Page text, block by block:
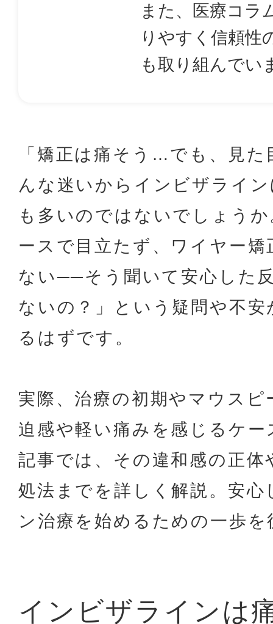
また、医療コラ
りやすく信頼性
も取り組んでい
「矯正は痛そう…でも、見
んな迷いからインビザライ
も多いのではないでしょう
ースで目立たず、ワイヤー
ない──そう聞いて安心した
ないの？」という疑問や不
るはずです。
実際、治療の初期やマウス
迫感や軽い痛みを感じるケ
記事では、その違和感の正
処法までを詳しく解説。安
ン治療を始めるための一歩
インビザラインは